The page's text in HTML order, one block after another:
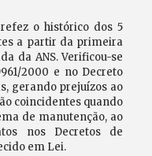
o histórico dos 5
a partir da primeira
da ANS. Verificou-se
2000 e no Decreto
gerando prejuízos ao
coincidentes quando
de manutenção, ao
nos Decretos de
em Lei.